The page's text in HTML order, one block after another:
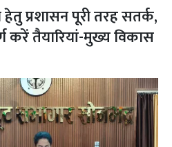
प्रशासन पूरी तरह सतर्क,
करें तैयारियां-मुख्य विकास